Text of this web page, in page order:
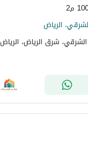
م2
الرياض
شرق الرياض، الرياض